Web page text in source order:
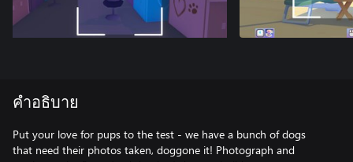
คำอธิบาย
Put your love for pups to the test - we have a bunch of dogs
that need their photos taken, doggone it! Photograph and